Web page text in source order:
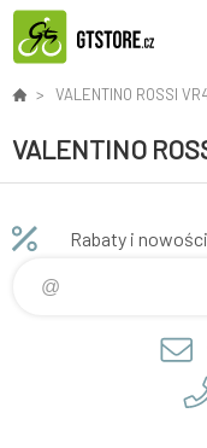
VALENTINO ROSSI
VALENTINO
Rabaty i